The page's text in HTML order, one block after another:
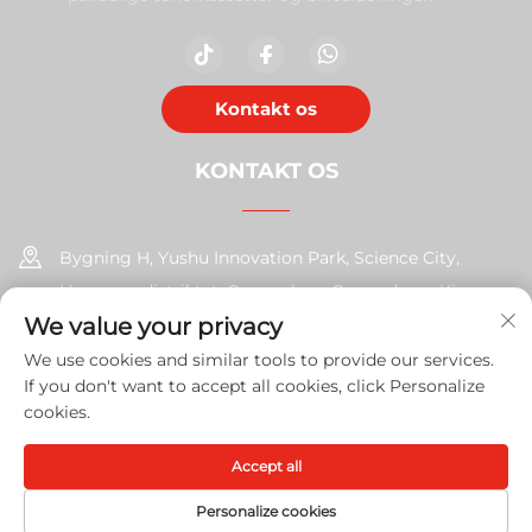
Kontakt os
KONTAKT OS
Bygning H, Yushu Innovation Park, Science City,
Huangpu-distriktet, Guangzhou, Guangdong, Kina
+86-17585526413
[email protected]
Copyright © 2026 Guangzhou Xinshengchu Office Equipment
Co., Ltd. Alle rettigheder Privatlivspolitik
We value your privacy
We use cookies and similar tools to provide our services.
If you don't want to accept all cookies, click Personalize
cookies.
Personalize cookies
Accept all